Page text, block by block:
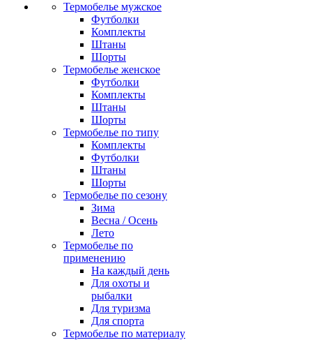
Термобелье мужское
Футболки
Комплекты
Штаны
Шорты
Термобелье женское
Футболки
Комплекты
Штаны
Шорты
Термобелье по типу
Комплекты
Футболки
Штаны
Шорты
Термобелье по сезону
Зима
Весна / Осень
Лето
Термобелье по
применению
На каждый день
Для охоты и
рыбалки
Для туризма
Для спорта
Термобелье по материалу